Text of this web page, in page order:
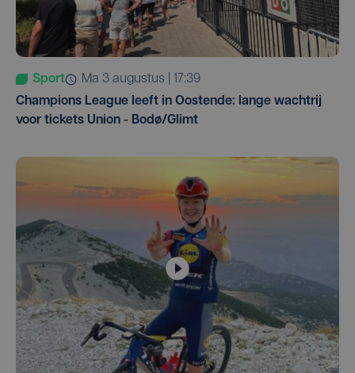
Sport
ma 3 augustus | 17:39
Champions League leeft in Oostende: lange wachtrij
voor tickets Union - Bodø/Glimt